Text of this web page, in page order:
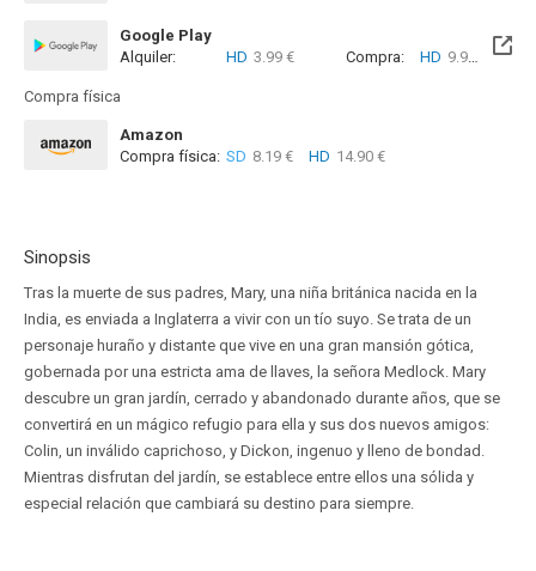
Google Play
Alquiler:
HD 3.99 € Compra: HD 9.99 €
Compra física
Amazon
Compra física: SD 8.19 € HD 14.90 €
Sinopsis
Tras la muerte de sus padres, Mary, una niña británica nacida en la
India, es enviada a Inglaterra a vivir con un tío suyo. Se trata de un
personaje huraño y distante que vive en una gran mansión gótica,
gobernada por una estricta ama de llaves, la señora Medlock. Mary
descubre un gran jardín, cerrado y abandonado durante años, que se
convertirá en un mágico refugio para ella y sus dos nuevos amigos:
Colin, un inválido caprichoso, y Dickon, ingenuo y lleno de bondad.
Mientras disfrutan del jardín, se establece entre ellos una sólida y
especial relación que cambiará su destino para siempre.